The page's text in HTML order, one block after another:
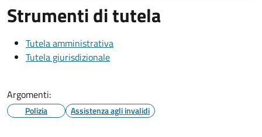
Strumenti di tutela
Tutela amministrativa
Tutela giurisdizionale
Argomenti:
Polizia Assistenza agli invalidi